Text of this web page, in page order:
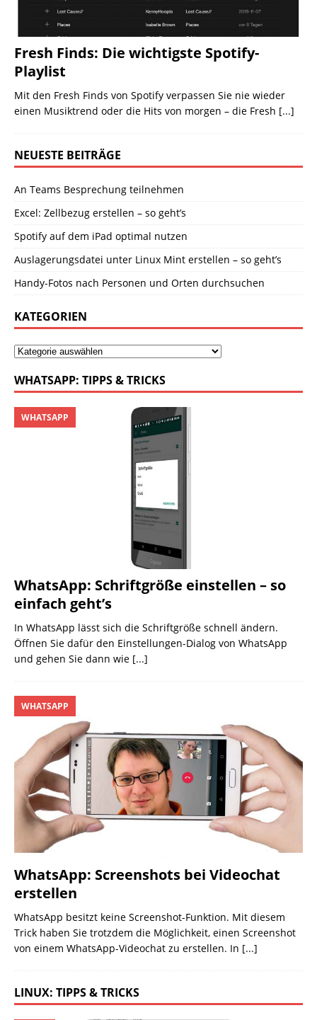
Fresh Finds: Die wichtigste Spotify-
Playlist
Mit den Fresh Finds von Spotify verpassen Sie nie wieder
einen Musiktrend oder die Hits von morgen – die Fresh [...]
NEUESTE BEITRÄGE
An Teams Besprechung teilnehmen
Excel: Zellbezug erstellen – so geht’s
Spotify auf dem iPad optimal nutzen
Auslagerungsdatei unter Linux Mint erstellen – so geht’s
Handy-Fotos nach Personen und Orten durchsuchen
KATEGORIEN
WHATSAPP: TIPPS & TRICKS
WhatsApp: Schriftgröße einstellen – so
einfach geht’s
WHATSAPP
In WhatsApp lässt sich die Schriftgröße schnell ändern.
Öffnen Sie dafür den Einstellungen-Dialog von WhatsApp
und gehen Sie dann wie [...]
WhatsApp: Screenshots bei Videochat
erstellen
WHATSAPP
WhatsApp besitzt keine Screenshot-Funktion. Mit diesem
Trick haben Sie trotzdem die Möglichkeit, einen Screenshot
von einem WhatsApp-Videochat zu erstellen. In [...]
LINUX: TIPPS & TRICKS